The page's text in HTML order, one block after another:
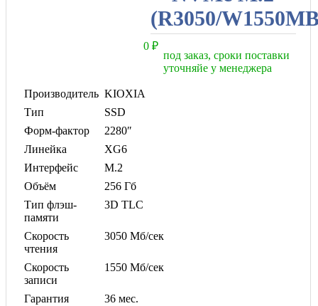
(R3050/
0 ₽
под заказ, сроки поставки
уточняйе у менеджера
Производитель KIOXIA
Тип
SSD
Форм-фактор
2280″
Линейка
XG6
Интерфейс
M.2
Объём
256 Гб
Тип флэш-
памяти
3D TLC
Скорость
чтения
3050 Мб/сек
Скорость
записи
1550 Мб/сек
Гарантия
36 мес.